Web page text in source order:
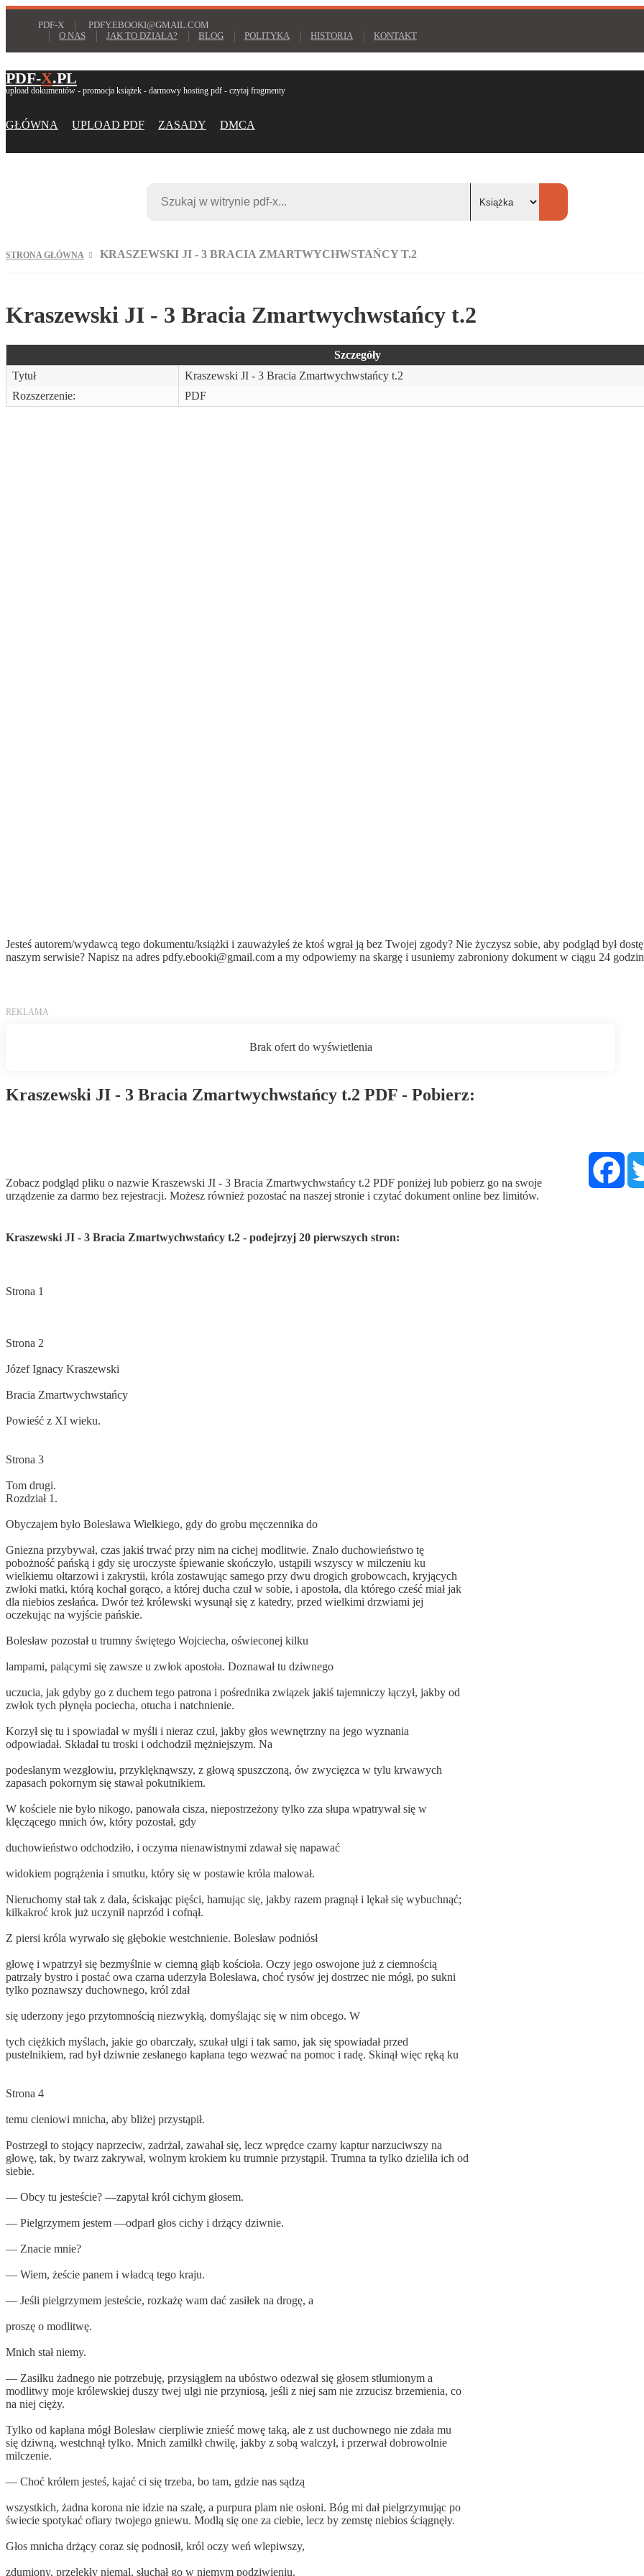
PDF-X
PDFY.EBOOKI@GMAIL.COM
O NAS
JAK TO DZIAŁA? BLOG POLITYKA HISTORIA KONTAKT
PDF-X.PL
upload dokumentów - promocja książek - darmowy hosting pdf - czytaj fragmenty
GŁÓWNA UPLOAD PDF ZASADY DMCA
STRONA GŁÓWNA KRASZEWSKI JI - 3 BRACIA ZMARTWYCHWSTAŃCY T.2
Kraszewski JI - 3 Bracia Zmartwychwstańcy t.2
Szczegóły
Tytuł
Kraszewski JI - 3 Bracia Zmartwychwstańcy t.2
Rozszerzenie:
PDF
Jesteś autorem/wydawcą tego dokumentu/książki i zauważyłeś że ktoś wgrał ją bez Twojej zgody? Nie życzysz sobie, aby podgląd był
naszym serwisie? Napisz na adres pdfy.ebooki@gmail.com a my odpowiemy na skargę i usuniemy zabroniony dokument w ciągu 24
Kraszewski JI - 3 Bracia Zmartwychwstańcy t.2 PDF - Pobierz:
Zobacz podgląd pliku o nazwie Kraszewski JI - 3 Bracia Zmartwychwstańcy t.2 PDF poniżej lub pobierz go na swoje
urządzenie za darmo bez rejestracji. Możesz również pozostać na naszej stronie i czytać dokument online bez limitów.
Kraszewski JI - 3 Bracia Zmartwychwstańcy t.2 - podejrzyj 20 pierwszych stron: